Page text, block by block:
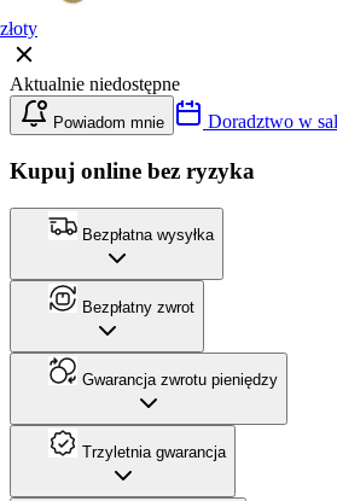
złoty
Aktualnie niedostępne
Powiadom mnie Doradztwo w
Kupuj online bez ryzyka
Bezpłatna wysyłka
Bezpłatny zwrot
Gwarancja zwrotu pieniędzy
Trzyletnia gwarancja